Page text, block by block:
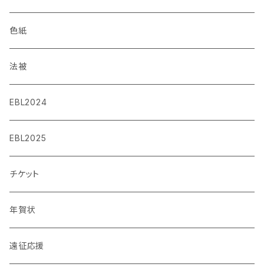
色紙
法被
EBL2024
EBL2025
チケット
年賀状
遠征応援